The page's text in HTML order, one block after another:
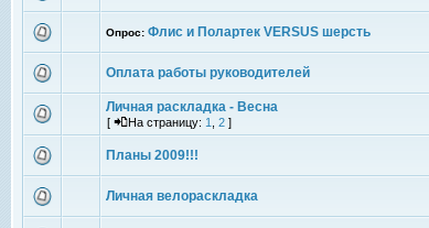
Опрос: Флис и Полартек VERSUS шерсть
Оплата работы руководителей
Личная раскладка - Весна
[ На страницу: 1 2 ]
Планы 2009!!!
Личная велораскладка